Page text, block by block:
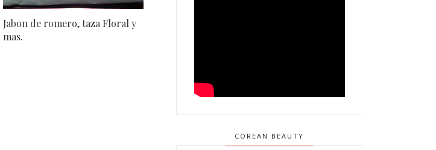
Jabon de romero, taza Floral y
mas.
COREAN BEAUTY